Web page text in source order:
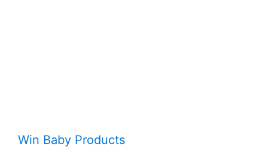
Win Baby Products